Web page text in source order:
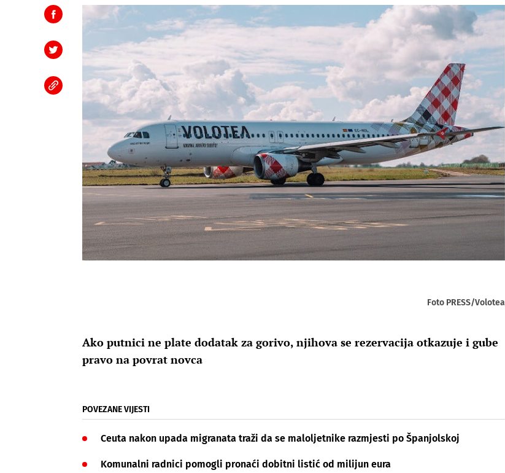
Foto PRESS/Volotea
Ako putnici ne plate dodatak za gorivo, njihova se rezervacija otkazuje i gube
pravo na povrat novca
POVEZANE VIJESTI
Ceuta nakon upada migranata traži da se maloljetnike razmjesti po Španjolskoj
Komunalni radnici pomogli pronaći dobitni listić od milijun eura